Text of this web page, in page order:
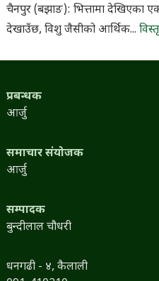
चैनपुर (बझाङ): भित्तामा देखिएका
देखाउँछ, विशु जैसीको आर्थिक...
प्रबन्धक
आर्जु
समाचार संयोजक
आर्जु
सम्पादक
बुन्दीलाल चौधरी
धनगढी - ४, कैलाली